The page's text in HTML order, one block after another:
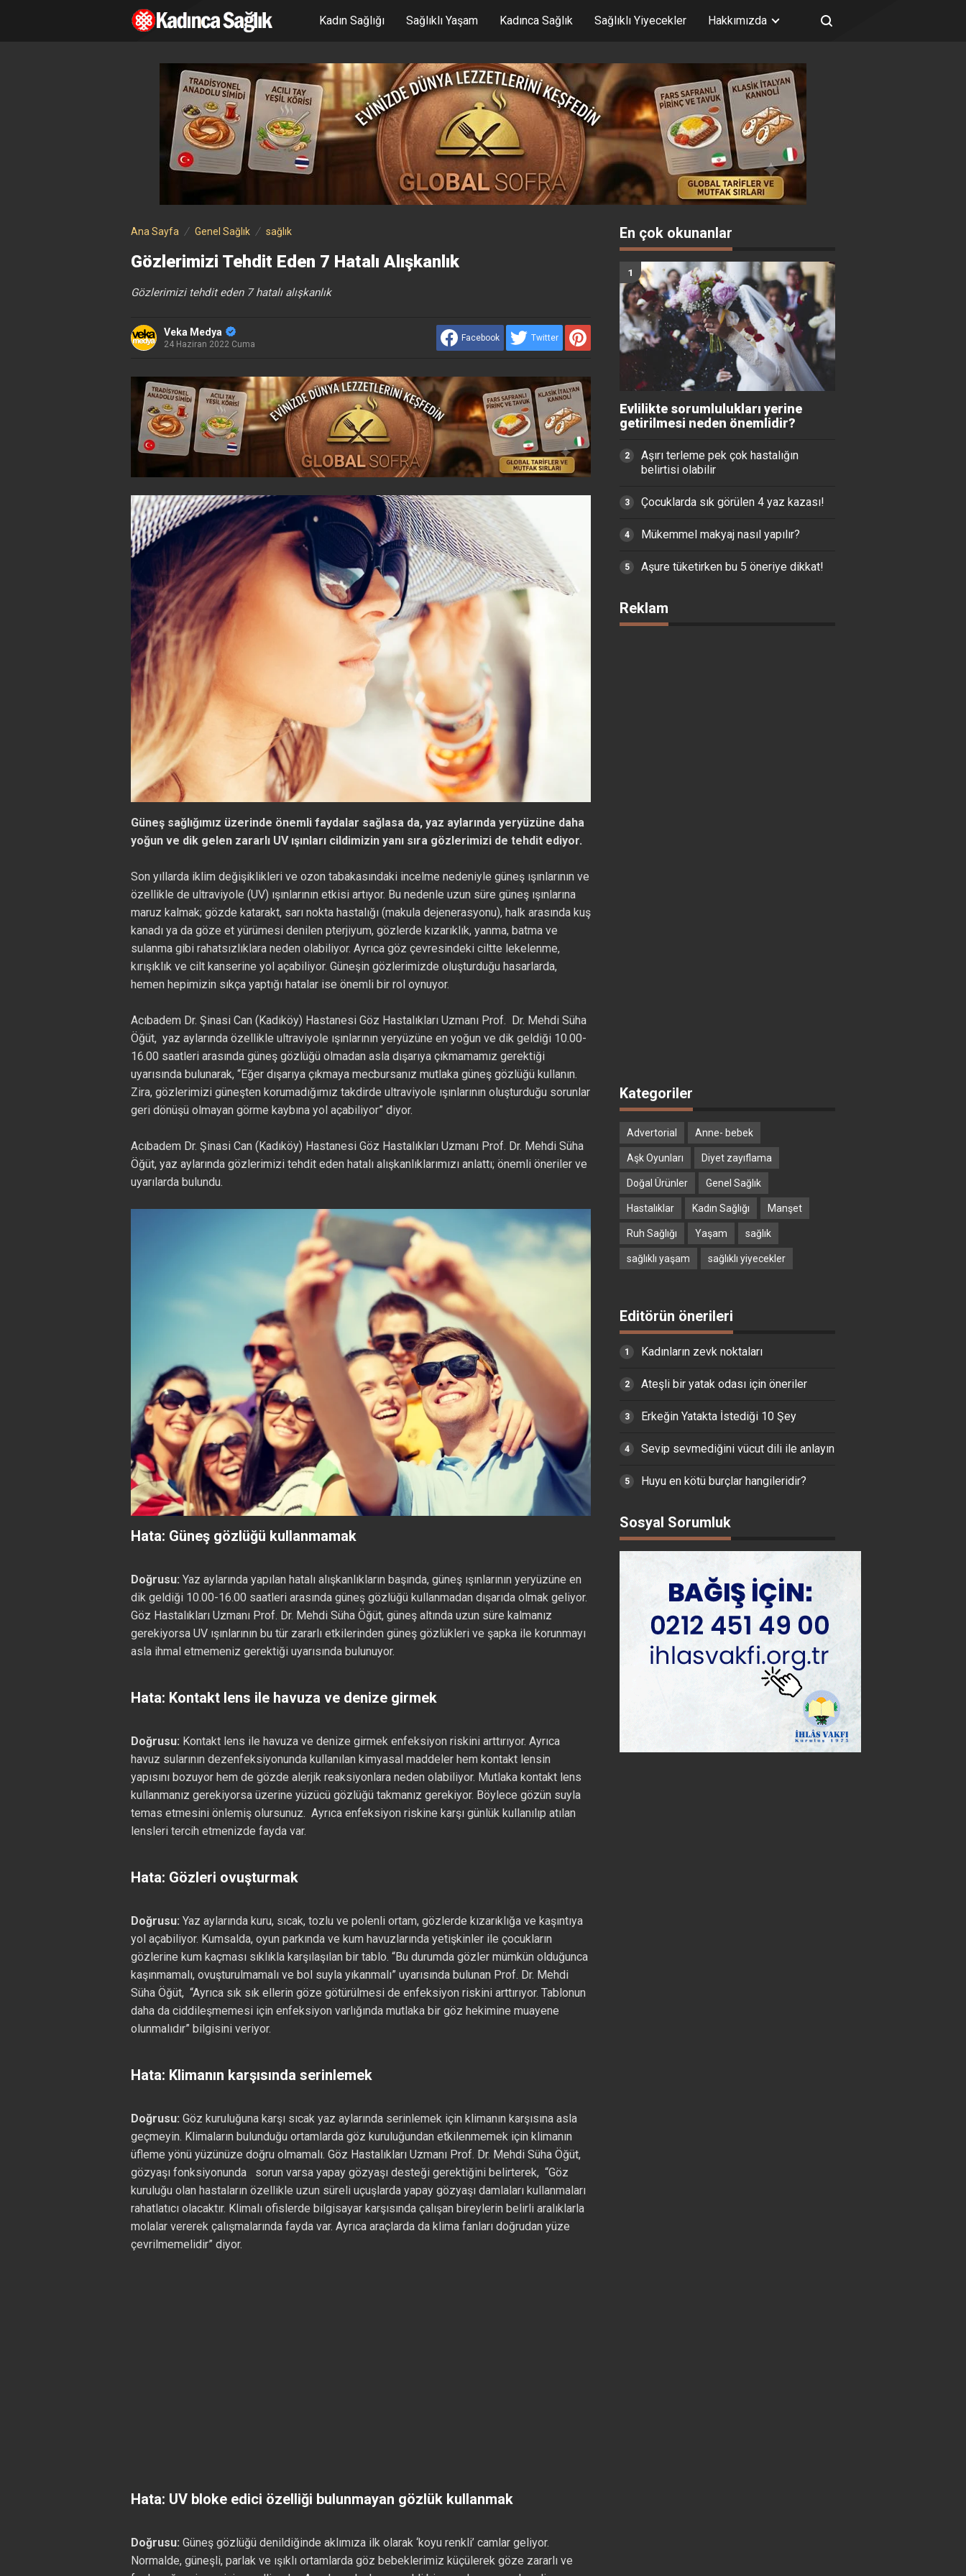
Kadın Sağlığı Sağlıklı Yaşam Kadınca Sağlık Sağlıklı Yiyecekler Hakkımızda
Ana Sayfa Genel Sağlık sağlık
Gözlerimizi Tehdit Eden 7 Hatalı Alışkanlık
Gözlerimizi tehdit eden 7 hatalı alışkanlık
Veka Medya
24 Haziran 2022 Cuma
Facebook Twitter
Güneş sağlığımız üzerinde önemli faydalar sağlasa da, yaz aylarında yeryüzüne daha
yoğun ve dik gelen zararlı UV ışınları cildimizin yanı sıra gözlerimizi de tehdit ediyor.
Son yıllarda iklim değişiklikleri ve ozon tabakasındaki incelme nedeniyle güneş ışınlarının ve
özellikle de ultraviyole (UV) ışınlarının etkisi artıyor. Bu nedenle uzun süre güneş ışınlarına
maruz kalmak; gözde katarakt, sarı nokta hastalığı (makula dejenerasyonu), halk arasında kuş
kanadı ya da göze et yürümesi denilen pterjiyum, gözlerde kızarıklık, yanma, batma ve
sulanma gibi rahatsızlıklara neden olabiliyor. Ayrıca göz çevresindeki ciltte lekelenme,
kırışıklık ve cilt kanserine yol açabiliyor. Güneşin gözlerimizde oluşturduğu hasarlarda,
hemen hepimizin sıkça yaptığı hatalar ise önemli bir rol oynuyor.
Acıbadem Dr. Şinasi Can (Kadıköy) Hastanesi Göz Hastalıkları Uzmanı Prof. Dr. Mehdi Süha
Öğüt, yaz aylarında özellikle ultraviyole ışınlarının yeryüzüne en yoğun ve dik geldiği 10.00-
16.00 saatleri arasında güneş gözlüğü olmadan asla dışarıya çıkmamamız gerektiği
uyarısında bulunarak, “Eğer dışarıya çıkmaya mecbursanız mutlaka güneş gözlüğü kullanın.
Zira, gözlerimizi güneşten korumadığımız takdirde ultraviyole ışınlarının oluşturduğu sorunlar
geri dönüşü olmayan görme kaybına yol açabiliyor” diyor.
Acıbadem Dr. Şinasi Can (Kadıköy) Hastanesi Göz Hastalıkları Uzmanı Prof. Dr. Mehdi Süha
Öğüt, yaz aylarında gözlerimizi tehdit eden hatalı alışkanlıklarımızı anlattı; önemli öneriler ve
uyarılarda bulundu.
Hata: Güneş gözlüğü kullanmamak
Doğrusu: Yaz aylarında yapılan hatalı alışkanlıkların başında, güneş ışınlarının yeryüzüne en
dik geldiği 10.00-16.00 saatleri arasında güneş gözlüğü kullanmadan dışarıda olmak geliyor.
Göz Hastalıkları Uzmanı Prof. Dr. Mehdi Süha Öğüt, güneş altında uzun süre kalmanız
gerekiyorsa UV ışınlarının bu tür zararlı etkilerinden güneş gözlükleri ve şapka ile korunmayı
asla ihmal etmemeniz gerektiği uyarısında bulunuyor.
Hata: Kontakt lens ile havuza ve denize girmek
Doğrusu: Kontakt lens ile havuza ve denize girmek enfeksiyon riskini arttırıyor. Ayrıca
havuz sularının dezenfeksiyonunda kullanılan kimyasal maddeler hem kontakt lensin
yapısını bozuyor hem de gözde alerjik reaksiyonlara neden olabiliyor. Mutlaka kontakt lens
kullanmanız gerekiyorsa üzerine yüzücü gözlüğü takmanız gerekiyor. Böylece gözün suyla
temas etmesini önlemiş olursunuz. Ayrıca enfeksiyon riskine karşı günlük kullanılıp atılan
lensleri tercih etmenizde fayda var.
Hata: Gözleri ovuşturmak
Doğrusu: Yaz aylarında kuru, sıcak, tozlu ve polenli ortam, gözlerde kızarıklığa ve kaşıntıya
yol açabiliyor. Kumsalda, oyun parkında ve kum havuzlarında yetişkinler ile çocukların
gözlerine kum kaçması sıklıkla karşılaşılan bir tablo. “Bu durumda gözler mümkün olduğunca
kaşınmamalı, ovuşturulmamalı ve bol suyla yıkanmalı” uyarısında bulunan Prof. Dr. Mehdi
Süha Öğüt, “Ayrıca sık sık ellerin göze götürülmesi de enfeksiyon riskini arttırıyor. Tablonun
daha da ciddileşmemesi için enfeksiyon varlığında mutlaka bir göz hekimine muayene
olunmalıdır” bilgisini veriyor.
Hata: Klimanın karşısında serinlemek
Doğrusu: Göz kuruluğuna karşı sıcak yaz aylarında serinlemek için klimanın karşısına asla
geçmeyin. Klimaların bulunduğu ortamlarda göz kuruluğundan etkilenmemek için klimanın
üfleme yönü yüzünüze doğru olmamalı. Göz Hastalıkları Uzmanı Prof. Dr. Mehdi Süha Öğüt,
gözyaşı fonksiyonunda sorun varsa yapay gözyaşı desteği gerektiğini belirterek, “Göz
kuruluğu olan hastaların özellikle uzun süreli uçuşlarda yapay gözyaşı damlaları kullanmaları
rahatlatıcı olacaktır. Klimalı ofislerde bilgisayar karşısında çalışan bireylerin belirli aralıklarla
molalar vererek çalışmalarında fayda var. Ayrıca araçlarda da klima fanları doğrudan yüze
çevrilmemelidir” diyor.
Hata: UV bloke edici özelliği bulunmayan gözlük kullanmak
Doğrusu: Güneş gözlüğü denildiğinde aklımıza ilk olarak ‘koyu renkli’ camlar geliyor.
Normalde, güneşli, parlak ve ışıklı ortamlarda göz bebeklerimiz küçülerek göze zararlı ve
En çok okunanlar
Evlilikte sorumlulukları yerine
getirilmesi neden önemlidir?
Aşırı terleme pek çok hastalığın
belirtisi olabilir
Çocuklarda sık görülen 4 yaz kazası!
Mükemmel makyaj nasıl yapılır?
Aşure tüketirken bu 5 öneriye dikkat!
Reklam
Kategoriler
Advertorial Anne- bebek
Aşk Oyunları Diyet zayıflama
Doğal Ürünler Genel Sağlık
Hastalıklar Kadın Sağlığı Manşet
Ruh Sağlığı Yaşam sağlık
sağlıklı yaşam sağlıklı yiyecekler
Editörün önerileri
Kadınların zevk noktaları
Ateşli bir yatak odası için öneriler
Erkeğin Yatakta İstediği 10 Şey
Sevip sevmediğini vücut dili ile anlayın
Huyu en kötü burçlar hangileridir?
Sosyal Sorumluk